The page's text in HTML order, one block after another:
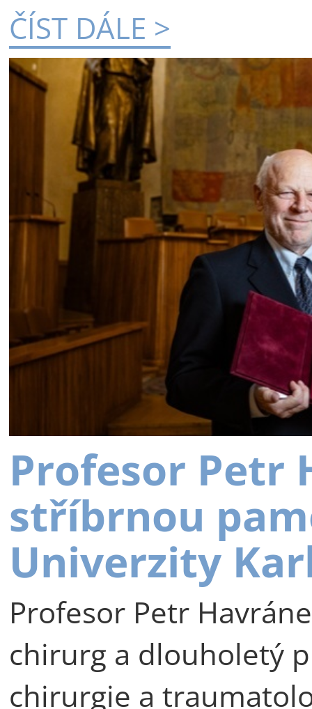
ČÍST DÁLE >
Profesor Petr
stříbrnou
Univerzity
Profesor Petr
chirurg a dlouholetý
chirurgie a